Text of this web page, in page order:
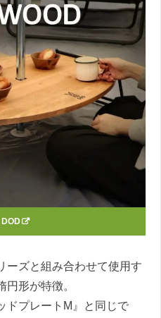
DOD
ーズと組み合わせて使用す
円形が特徴。
ドプレートM』と同じで